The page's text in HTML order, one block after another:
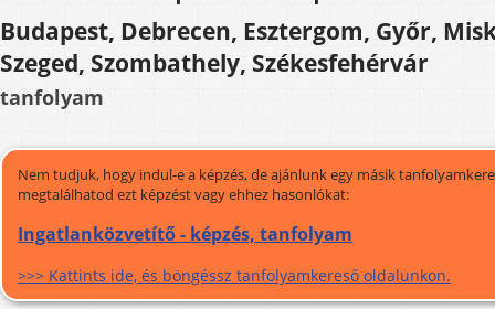
Budapest, Debrecen, Esztergom, Győr,
Szeged, Szombathely, Székesfehérvár
tanfolyam
Nem tudjuk, hogy indul-e a képzés, de ajánlunk egy másik
megtalálhatod ezt képzést vagy ehhez hasonlókat:
Ingatlanközvetítő - képzés, tanfolyam
>>> Kattints ide, és böngéssz tanfolyamkereső oldalunkon.